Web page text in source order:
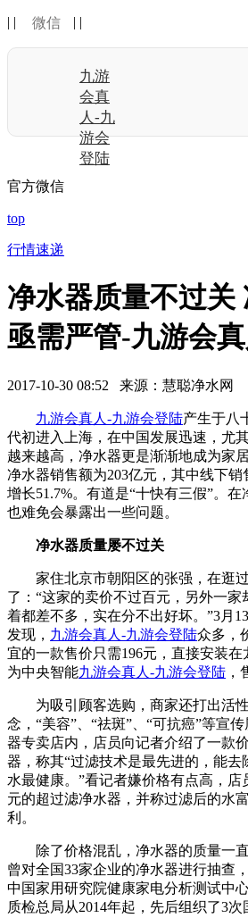
| | 微信 | |
九游
会真
人-九
游会
登陆
官方微信
top
行情速递
净水器质量不过关
亟需严管-九游会
2017-10-30 08:52 来源：慧聪净水网
九游会真人-九游会登陆产生于八
代初进入上海，在中国发展迅速，尤
越来越高，净水器更是渐渐地成为家
净水器销售额为203亿元，其中线下销
增长51.7%。有道是“十快有三假”。在
也难免会暴露出一些问题。
净水器质量屡不过关
家住北京市朝阳区的张强，在逛过
了：“这家的卖价不过百元，另外一家
着都差不多，实在分不出好坏。”3月
发现， 九游会真人-九游会登陆众多，
宜的一款售价只需196元，直接安装
为中央智能九游会真人-九游会登陆 ，
为吸引顾客选购，商家还打出活性
念，“美容”、“祛斑”、“可抗癌”等宣
器专卖店内，店员向记者介绍了一款
器，称其“过滤技术是最先进的，能去
水最健康。”看记者嫌价格有点高，店
元的超过滤净水器，并称过滤后的水
利。
除了价格混乱，净水器的质量一直
曾对全国33家企业的净水器进行抽查
中国家用研究院健康家电分析测试中
质检总局从2014年起，先后组织了3